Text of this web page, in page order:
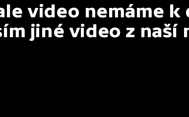
video nemáme k
jiné video z naší